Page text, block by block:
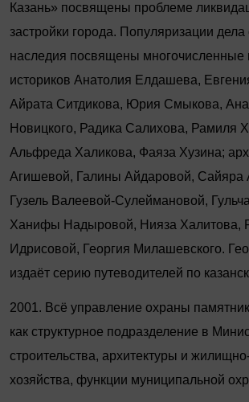
Казань» посвящены проблеме
застройки города. Популяризации
наследия посвящены многочисленные
историков Анатолия Елдашева,
Айрата Ситдикова, Юрия Смыкова,
Новицкого, Радика Салихова, Рамиля
Альфреда Халикова, Фаяза Хузина;
Агишевой, Галины Айдаровой, Сайяра
Гузель Валеевой-Сулеймановой,
Ханифы Надыровой, Нияза Халитова,
Идрисовой, Георгия Милашевского.
издаёт серию путеводителей по
2001. Всё управление охраны
как структурное подразделение в
строительства, архитектуры и
хозяйства, функции муниципальной